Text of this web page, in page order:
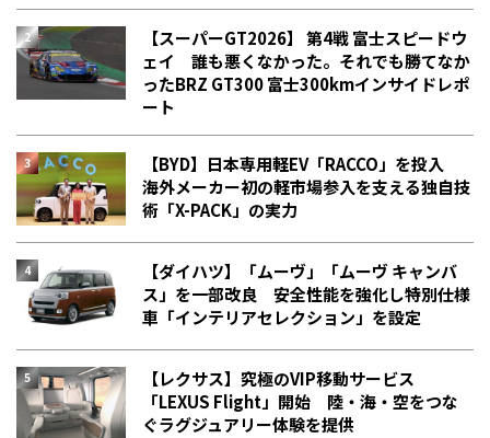
【スーパーGT2026】 第4戦 富士スピードウ
ェイ 誰も悪くなかった。それでも勝てなか
った――BRZ GT300 富士300kmインサイドレポ
ート
【BYD】日本専用軽EV「RACCO」を投入
海外メーカー初の軽市場参入を支える独自技
術「X-PACK」の実力
【ダイハツ】「ムーヴ」「ムーヴ キャンバ
ス」を一部改良 安全性能を強化し特別仕様
車「インテリアセレクション」を設定
【レクサス】究極のVIP移動サービス
「LEXUS Flight」開始 陸・海・空をつな
ぐラグジュアリー体験を提供